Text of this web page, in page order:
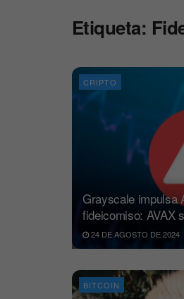
Etiqueta:
CRIPTO
Grayscale impulsa
fideicomiso: AVAX
24 DE AGOSTO DE 2024
BITCOIN